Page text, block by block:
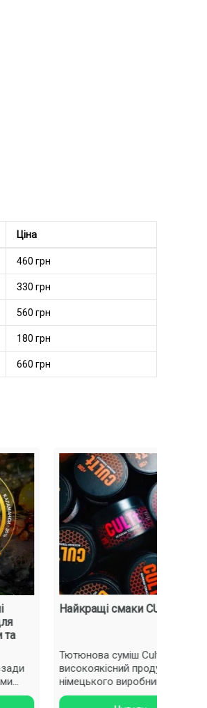
Ціна
460 грн
330 грн
560 грн
180 грн
660 грн
Найкращі смаки CULTt
Тютюнова суміш Cultt –
високоякісний продукт
німецького виробництва.
Заправка для кальяну